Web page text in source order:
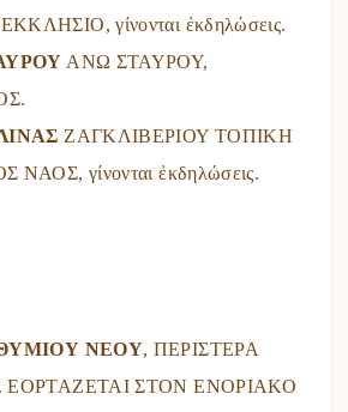
γίνονται ἐκδηλώσεις.
ΑΝΩ ΣΤΑΥΡΟΥ,
ΖΑΓΚΛΙΒΕΡΙΟΥ ΤΟΠΙΚΗ
γίνονται ἐκδηλώσεις.
ΝΕΟΥ, ΠΕΡΙΣΤΕΡΑ
ΕΟΡΤΑΖΕΤΑΙ ΣΤΟΝ ΕΝΟΡΙΑΚΟ